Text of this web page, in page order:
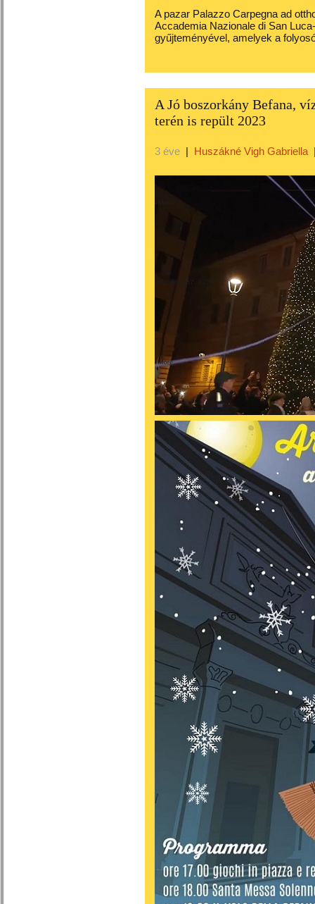
A pazar Palazzo Carpegna ad
Accademia Nazionale di San
gyűjteményével, amelyek a
A Jó boszorkány Befana,
terén is repült 2023
3 éve | Huszákné Vigh Gabriella